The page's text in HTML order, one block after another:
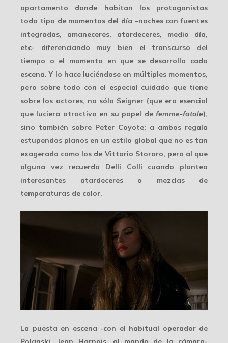
apartamento donde habitan los protagonistas
todo tipo de momentos del día –noches con fuentes
integradas, amaneceres, atardeceres, medio día,
etc- diferenciando muy bien el transcurso del
tiempo o el momento en que se desarrolla cada
escena. Y lo hace luciéndose en múltiples momentos,
pero sobre todo con el especial cuidado que tiene
sobre los actores, no sólo Seigner (que era esencial
que luciera atractiva en su papel de femme-fatale),
sino también sobre Peter Coyote; a ambos regala
estupendos planos en un estilo global que no es tan
exagerado como los de Vittorio Storaro, pero al que
alguna vez recuerda Delli Colli cuando plantea
interesantes atardeceres o mezclas de
temperaturas de color.
La puesta en escena -con el habitual operador de